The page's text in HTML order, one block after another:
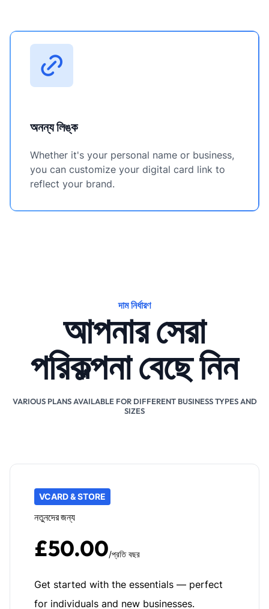
অনন্য লিঙ্ক
Whether it's your personal name or business,
you can customize your digital card link to
reflect your brand.
দাম নির্ধারণ
আপনার সেরা
পরিকল্পনা বেছে নিন
VARIOUS PLANS AVAILABLE FOR DIFFERENT BUSINESS TYPES AND
SIZES
VCARD & STORE
নতুনদের জন্য
£50.00/প্রতি বছর
Get started with the essentials — perfect
for individuals and new businesses.